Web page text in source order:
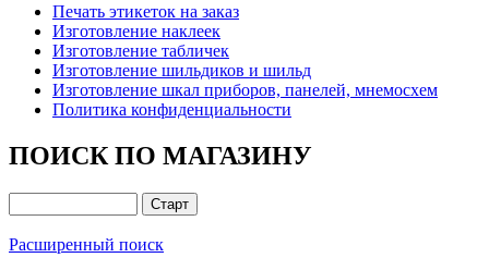
Печать этикеток на заказ
Изготовление наклеек
Изготовление табличек
Изготовление шильдиков и шильд
Изготовление шкал приборов, панелей, мнемосхем
Политика конфиденциальности
ПОИСК ПО МАГАЗИНУ
Расширенный поиск